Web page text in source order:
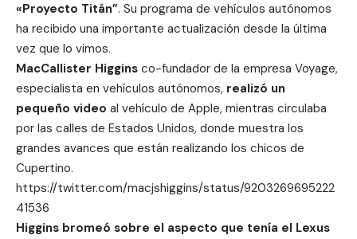
«Proyecto Titán”. Su programa de vehículos autónomos
ha recibido una importante actualización desde la última
vez que lo vimos.
MacCallister Higgins co-fundador de la empresa Voyage,
especialista en vehículos autónomos, realizó un
pequeño video al vehículo de Apple, mientras circulaba
por las calles de Estados Unidos, donde muestra los
grandes avances que están realizando los chicos de
Cupertino.
https://twitter.com/macjshiggins/status/9203269695222
41536
Higgins bromeó sobre el aspecto que tenía el Lexus